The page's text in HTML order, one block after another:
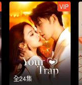
全24集
VIP